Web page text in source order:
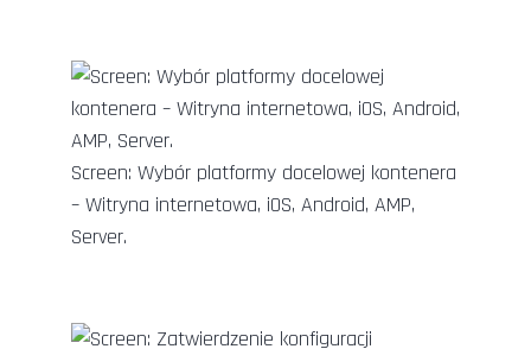
Screen: Wybór platformy docelowej kontenera
– Witryna internetowa, iOS, Android, AMP,
Server.